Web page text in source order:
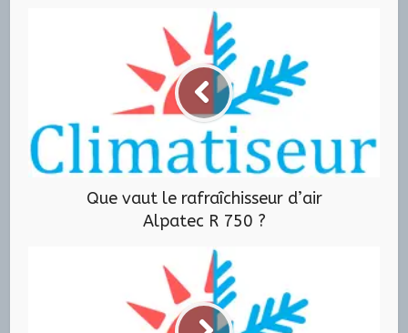
Que vaut le rafraîchisseur d’air
Alpatec R 750 ?